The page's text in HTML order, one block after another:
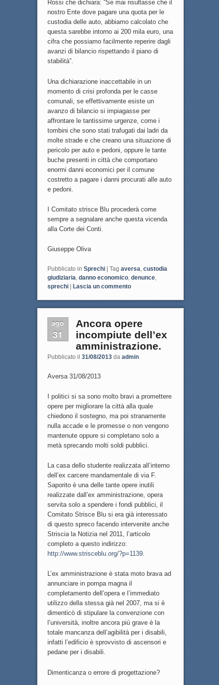
Rossi che dichiara: “Se mai risultasse che il
nostro Ente dove pagare una quota per le
custodia delle auto, abbiamo calcolato che
questa sarebbe intorno ai 200 mila euro, una
cifra che possiamo facilmente reperire dagli
avanzi di bilancio rispettando il piano di
stabilità”.
Una dichiarazione inaccettabile in un
momento di crisi profonda per le casse
comunali, se effettivamente esiste un
avanzo di bilancio si impiagasse per
affrontare le tantissime urgenze, come i
tombini che sono stati trafugati dai ladri da
molte strade e che creano una situazione di
pericolo per auto e pedoni, oppure le tante
buche presenti in città che comportano
enormi danni economici per il comune
costretto a pagare i danni procurati alle auto
e pedoni.
I Comitato strisce Blu procederà come
sempre a segnalare anche questa vicenda
alla Corte dei Conti.
Giuseppe Oliva
Pubblicato in Sprechi Tag aversa, custodia
giudiziaria, danno economico, denunce,
sprechi
Lascia un commento
ago
31
Ancora opere
incompiute dell’ex
amministrazione.
Pubblicato il 31/08/2013 da admin
Aversa 31/08/2013
I politici si sa sono molto bravi a promettere
opere per migliorare la città alla quale
chiedono il sostegno, ma poi stranamente
nulla accade e le promesse o non vengono
mantenute oppure si completano solo a
metà sprecando molti soldi pubblici.
La casa dello studente realizzata all’interno
dell’ex carcere mandamentale di via F.
Saporito è una delle tante opere inutili
realizzate dall’ex amministrazione, opera
servita solo a spendere i fondi pubblici, il
Comitato Strisce Blu si era già interessato
di questo spreco facendo intervenite anche
Striscia la Notizia nel 2011, l’articolo
completo a questo indirizzo:
http://www.strisceblu.org/?p=1139.
L’ex amministrazione è stata moto brava ad
annunciare in pompa magna il
completamento dell’opera e l’immediato
utilizzo della stessa già nel 2007, ma si è
dimenticò di stipulare la convenzione con
l’università, inoltre ancora più grave è la
totale mancanza dell’agibilità per i disabili,
infatti l’edificio è sprovvisto di ascensori e
pedane per i disabili.
Dimenticanza o errore di progettazione?